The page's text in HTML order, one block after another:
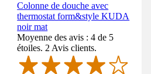
Colonne de douche avec
thermostat form&style KUDA
noir mat
Moyenne des avis : 4 de 5
étoiles. 2 Avis clients.